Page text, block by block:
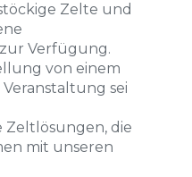
Zelte und
Verfügung.
von einem
sei
Zeltlösungen, die
mit unseren